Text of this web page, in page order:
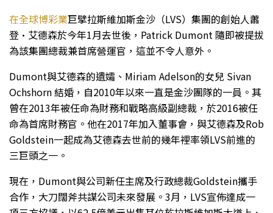
在全球博彩業巨擘拉斯維加斯金沙（LVS）集團的創始人蕭
登·艾德森於今年1月去世後，Patrick Dumont 隨即被提拔
為該集團總裁兼首席營運官，這並不令人意外。
Dumont與艾德森的遺孀、Miriam Adelson的女兒 Sivan
Ochshorn 結婚，自2010年以來一直是金沙團隊的一員。其
曾在2013年被任命為財務和戰略高級副總裁，於2016被任
命為首席財務官。他在2017年加入董事會，與艾德森及Rob
Goldstein一起成為艾德森去世前的幾年裡率領LVS前進的
三巨頭之一。
現在，Dumont與公司新任主席及行政總裁Goldstein攜手
合作，大刀闊斧共謀公司未來發展。3月，LVS宣佈達成一